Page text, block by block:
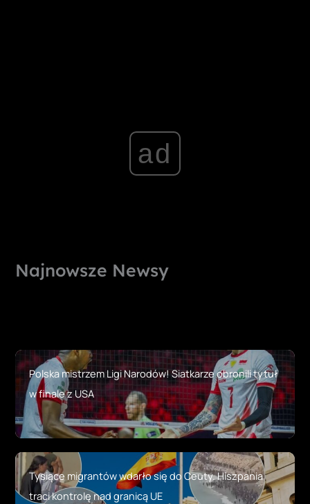
ad
Najnowsze Newsy
Polska mistrzem Ligi Narodów! Siatkarze obronili tytuł
w finale z USA
Tysiące migrantów wdarło się do Ceuty. Hiszpania
traci kontrolę nad granicą UE